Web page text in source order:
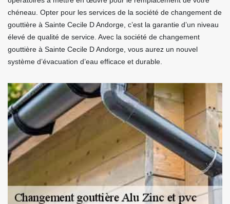
chéneau. Opter pour les services de la société de changement de
gouttière à Sainte Cecile D Andorge, c’est la garantie d’un niveau
élevé de qualité de service. Avec la société de changement
gouttière à Sainte Cecile D Andorge, vous aurez un nouvel
système d’évacuation d’eau efficace et durable.